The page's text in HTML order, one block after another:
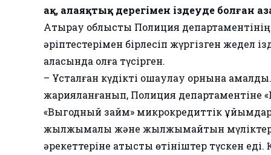
ақ, алаяқтық дерегімен іздеуде болған
Атырау облыстық Полиция
әріптестерімен бірлесіп жүргізген жедел
қаласында қолға түсірген.
– Ұсталған күдікті оқшаулау орнына
жарияланғанып, Полиция департаментіне
«Выгодный займ» микрокредиттік
жылжымалы және жылжымайтын
әрекеттеріне қатысты өтініштер түскен